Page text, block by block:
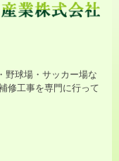
野球場・サッカー場な
修工事を専門に行って